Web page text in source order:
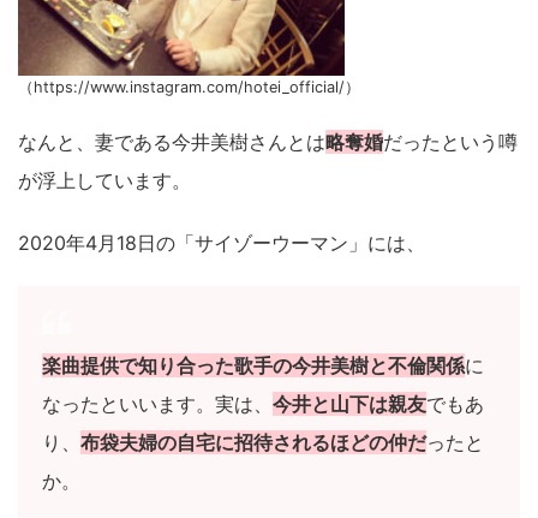
（https://www.instagram.com/hotei_official/）
なんと、妻である今井美樹さんとは略奪婚だったという噂
が浮上しています。
2020年4月18日の「サイゾーウーマン」には、
楽曲提供で知り合った歌手の今井美樹と不倫関係に
なったといいます。実は、 今井と山下は親友でもあ
り、 布袋夫婦の自宅に招待されるほどの仲だったと
か。